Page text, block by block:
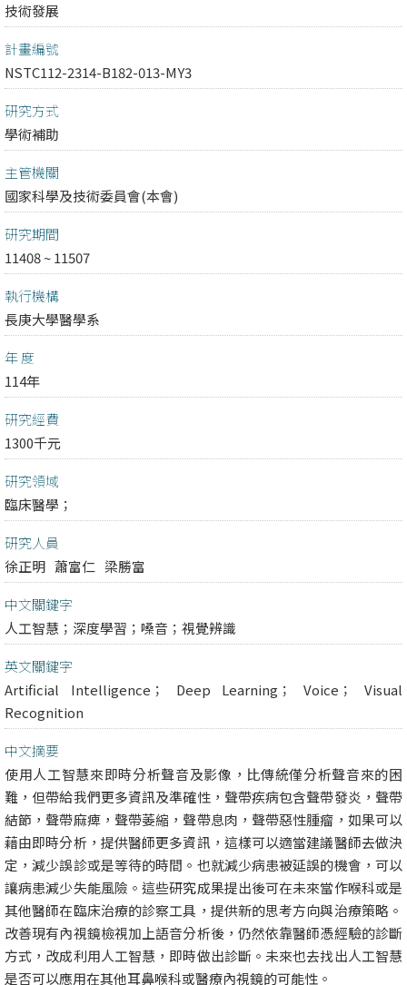
技術發展
計畫編號
NSTC112-2314-B182-013-MY3
研究方式
學術補助
主管機關
國家科學及技術委員會(本會)
研究期間
11408 ~ 11507
執行機構
長庚大學醫學系
年 度
114年
研究經費
1300千元
研究領域
臨床醫學；
研究人員
徐正明 蕭富仁 梁勝富
中文關鍵字
人工智慧；深度學習；嗓音；視覺辨識
英文關鍵字
Artificial Intelligence； Deep Learning； Voice； Visual
Recognition
中文摘要
使用人工智慧來即時分析聲音及影像，比傳統僅分析聲音來的困
難，但帶給我們更多資訊及準確性，聲帶疾病包含聲帶發炎，聲帶
結節，聲帶麻痺，聲帶萎縮，聲帶息肉，聲帶惡性腫瘤，如果可以
藉由即時分析，提供醫師更多資訊，這樣可以適當建議醫師去做決
定，減少誤診或是等待的時間。也就減少病患被延誤的機會，可以
讓病患減少失能風險。這些研究成果提出後可在未來當作喉科或是
其他醫師在臨床治療的診察工具，提供新的思考方向與治療策略。
改善現有內視鏡檢視加上語音分析後，仍然依靠醫師憑經驗的診斷
方式，改成利用人工智慧，即時做出診斷。未來也去找出人工智慧
是否可以應用在其他耳鼻喉科或醫療內視鏡的可能性。